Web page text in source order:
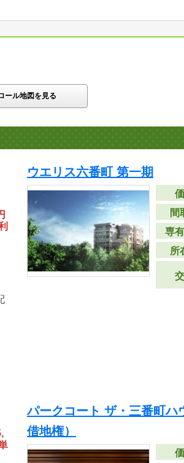
ール地図を見る
ウエリス六番町 第一期
間
専
所
パークコート ザ・三番町
借地権）